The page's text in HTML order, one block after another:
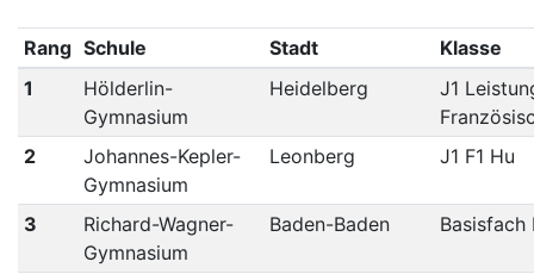
Rang Schule Stadt
Klasse
1
Hölderlin-
Gymnasium
Heidelberg
J1
2
Johannes-Kepler-
Gymnasium
Leonberg J1 F1 Hu
3
Richard-Wagner-
Gymnasium
Baden-Baden Basisfach